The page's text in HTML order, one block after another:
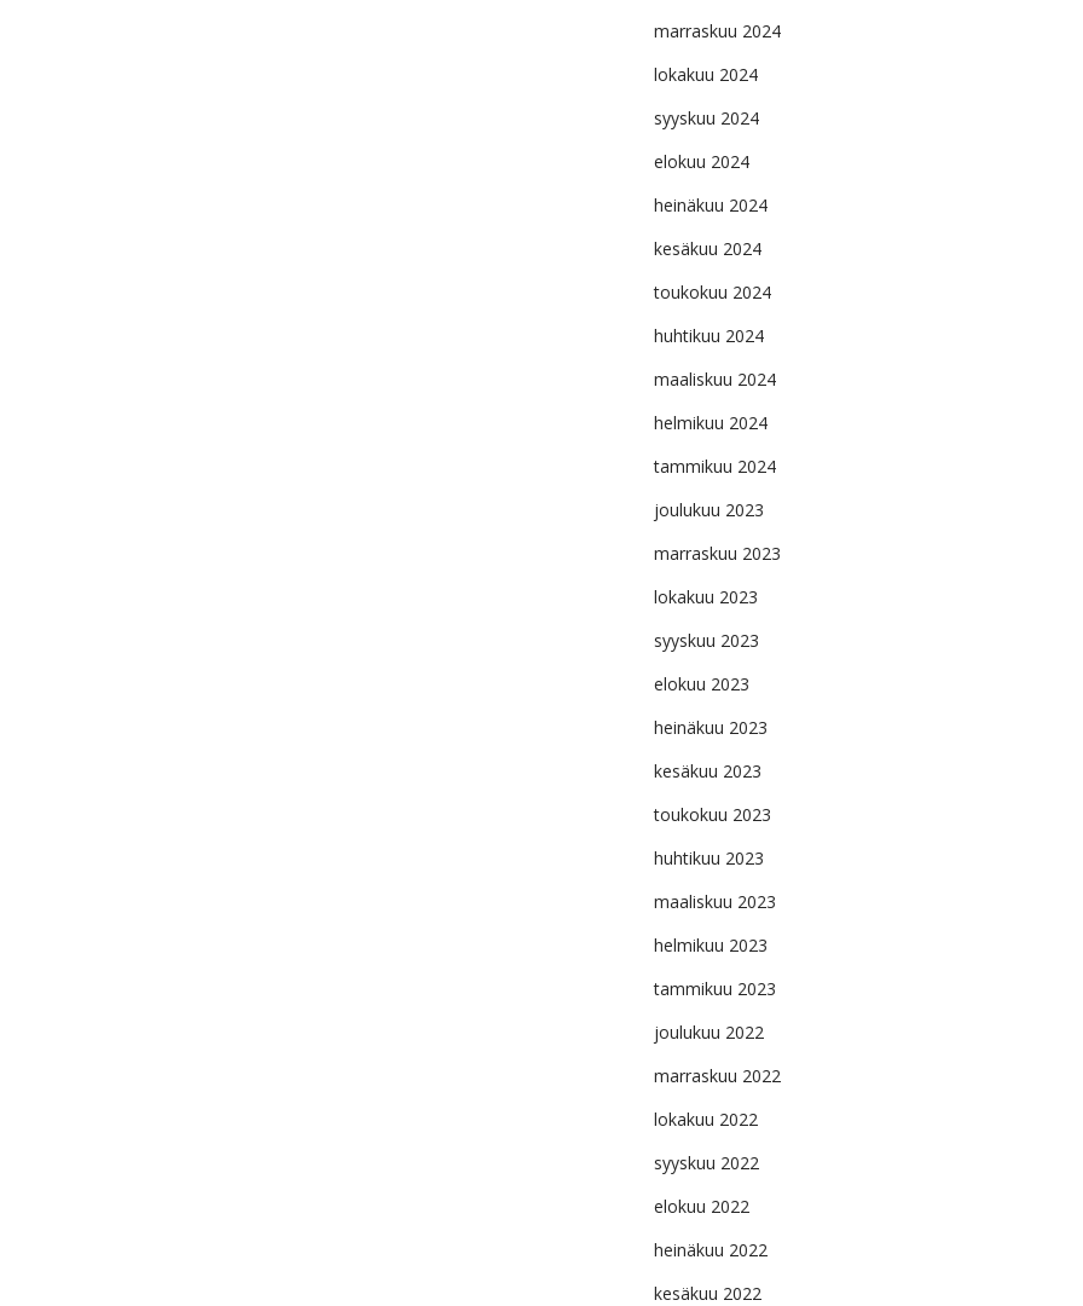
marraskuu 2024
lokakuu 2024
syyskuu 2024
elokuu 2024
heinäkuu 2024
kesäkuu 2024
toukokuu 2024
huhtikuu 2024
maaliskuu 2024
helmikuu 2024
tammikuu 2024
joulukuu 2023
marraskuu 2023
lokakuu 2023
syyskuu 2023
elokuu 2023
heinäkuu 2023
kesäkuu 2023
toukokuu 2023
huhtikuu 2023
maaliskuu 2023
helmikuu 2023
tammikuu 2023
joulukuu 2022
marraskuu 2022
lokakuu 2022
syyskuu 2022
elokuu 2022
heinäkuu 2022
kesäkuu 2022